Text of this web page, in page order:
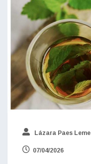
Lázara Paes Leme
07/04/2026